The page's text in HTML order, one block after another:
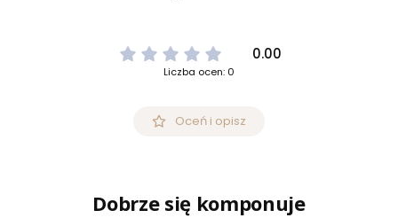
0.00
Liczba ocen: 0
Oceń i opisz
Dobrze się komponuje